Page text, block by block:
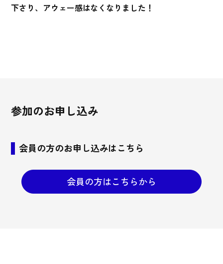
下さり、アウェー感はなくなりました！
参加のお申し込み
会員の方のお申し込みはこちら
会員の方はこちらから